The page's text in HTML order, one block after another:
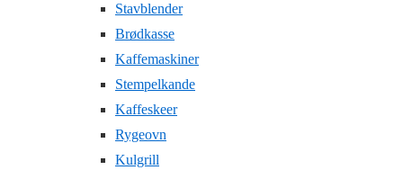
Stavblender
Brødkasse
Kaffemaskiner
Stempelkande
Kaffeskeer
Rygeovn
Kulgrill